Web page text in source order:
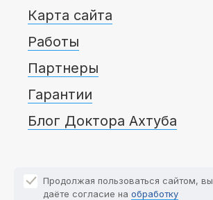
Карта сайта
Работы
Партнеры
Гарантии
Блог Доктора Ахтуба
Продолжая пользоваться сайтом, вы
даёте согласие на обработку